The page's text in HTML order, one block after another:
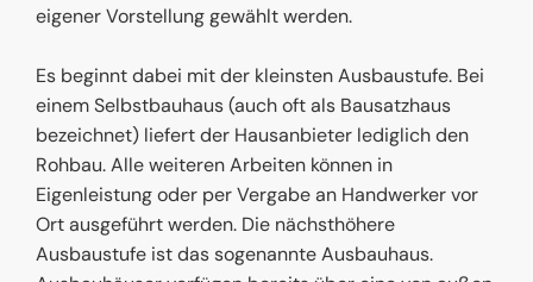
eigener Vorstellung gewählt werden.
Es beginnt dabei mit der kleinsten Ausbaustufe. Bei
einem Selbstbauhaus (auch oft als Bausatzhaus
bezeichnet) liefert der Hausanbieter lediglich den
Rohbau. Alle weiteren Arbeiten können in
Eigenleistung oder per Vergabe an Handwerker vor
Ort ausgeführt werden. Die nächsthöhere
Ausbaustufe ist das sogenannte Ausbauhaus.